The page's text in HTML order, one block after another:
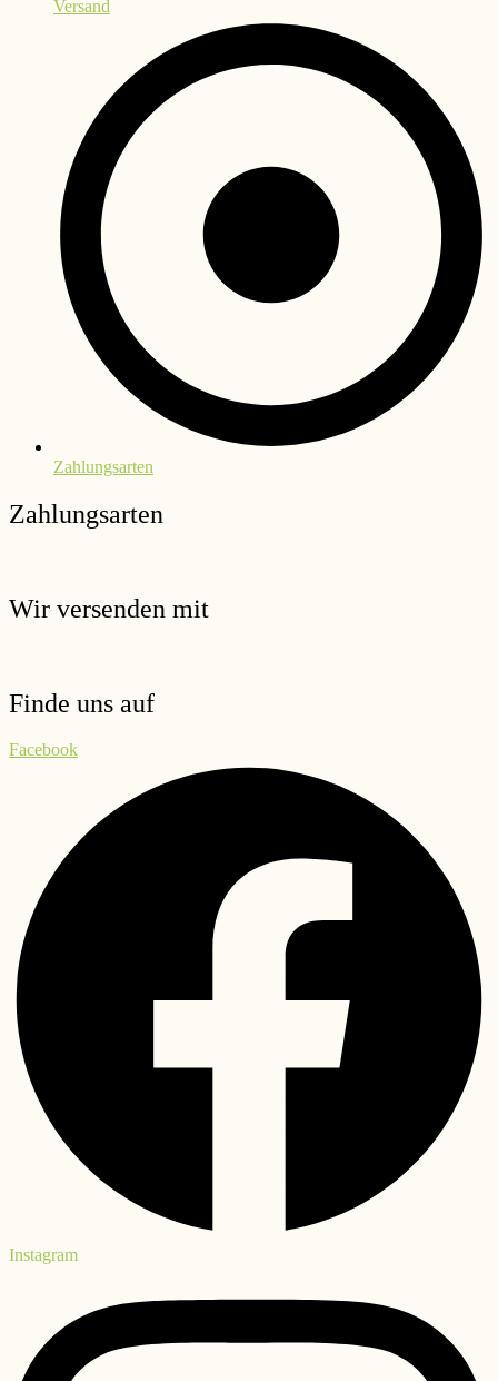
Versand
Zahlungsarten
Zahlungsarten
Wir versenden mit
Finde uns auf
Facebook
Instagram